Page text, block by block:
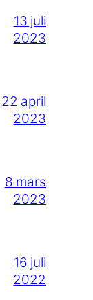
13 juli
2023
22 april
2023
8 mars
2023
16 juli
2022